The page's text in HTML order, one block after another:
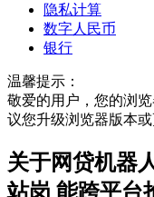
隐私计算
数字人民币
银行
温馨提示：
敬爱的用户，您的浏
议您升级浏览器版本
关于网贷机器
站岗 能跨平台